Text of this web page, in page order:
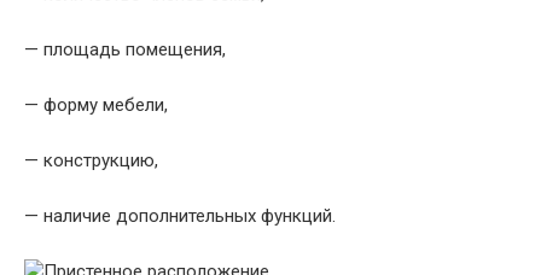
— площадь помещения,
— форму мебели,
— конструкцию,
— наличие дополнительных функций.